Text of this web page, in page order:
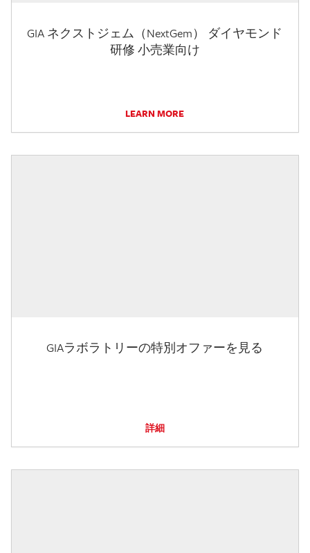
GIA ネクストジェム（NextGem） ダイヤモンド
研修 小売業向け
LEARN MORE
GIAラボラトリーの特別オファーを見る
詳細